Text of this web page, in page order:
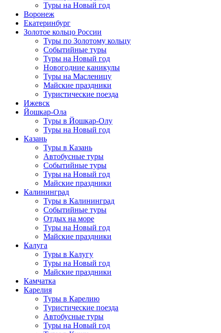
Туры на Новый год
Воронеж
Екатеринбург
Золотое кольцо России
Туры по Золотому кольцу
Событийные туры
Туры на Новый год
Новогодние каникулы
Туры на Масленицу
Майские праздники
Туристические поезда
Ижевск
Йошкар-Ола
Туры в Йошкар-Олу
Туры на Новый год
Казань
Туры в Казань
Автобусные туры
Событийные туры
Туры на Новый год
Майские праздники
Калининград
Туры в Калининград
Событийные туры
Отдых на море
Туры на Новый год
Майские праздники
Калуга
Туры в Калугу
Туры на Новый год
Майские праздники
Камчатка
Карелия
Туры в Карелию
Туристические поезда
Автобусные туры
Туры на Новый год